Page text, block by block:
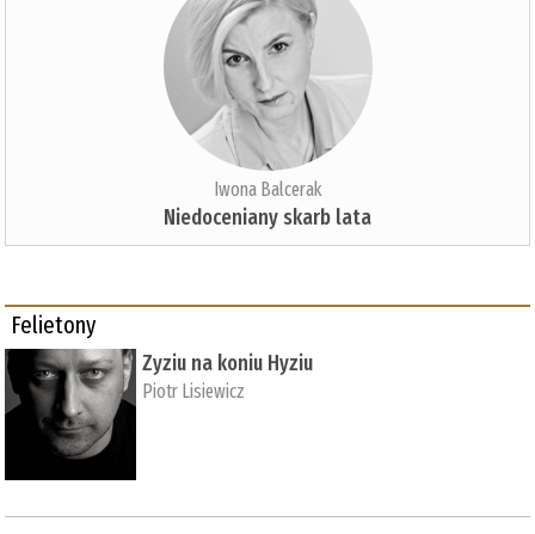
Iwona Balcerak
Niedoceniany skarb lata
Felietony
Zyziu na koniu Hyziu
Piotr Lisiewicz